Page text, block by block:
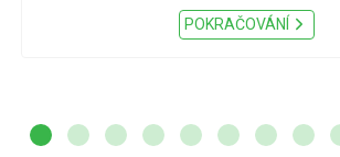
POKRAČOVÁNÍ